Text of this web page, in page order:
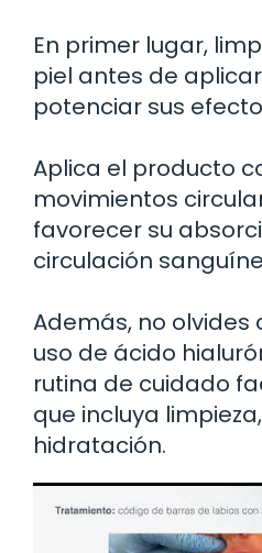
En primer lugar,
piel antes de
potenciar sus
Aplica el producto
movimientos
favorecer su
circulación
Además, no
uso de ácido
rutina de cuidado
que incluya
hidratación.